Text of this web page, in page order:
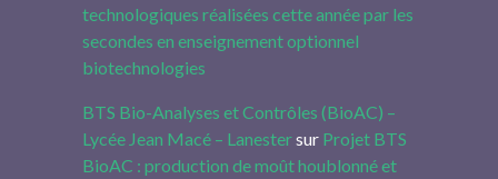
technologiques réalisées cette année par les
secondes en enseignement optionnel
biotechnologies
BTS Bio-Analyses et Contrôles (BioAC) –
Lycée Jean Macé – Lanestersur Projet BTS
BioAC : production de moût houblonné et